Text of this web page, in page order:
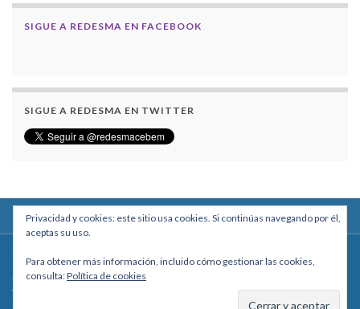
SIGUE A REDESMA EN FACEBOOK
SIGUE A REDESMA EN TWITTER
Calle Macario Pinilla # 2588 esq. Av. Arce, Edificio Arcadia, Mezzanine, Of. 101
- La Paz, Bolivia
Teléfono: +591 2431818 - Celular: +591 73027636
Privacidad y cookies: este sitio usa cookies. Si continúas navegando por él,
aceptas su uso.
Para obtener más información, incluido cómo gestionar las cookies,
consulta:Política de cookies